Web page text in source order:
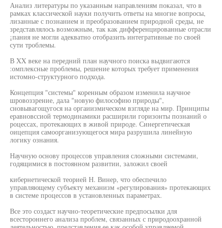
Анализ литературы по указанным направлениям показал, что в
рамках классической науки получить ответы на многие вопросы,
лизанные с познанием и преобразованием природной среды, не
зредставлялось возможным, так как дифференцированные отрасли
¡пания не могли адекватно отобразить интегративные по своей
сути троблемы.
В XX веке на передний план научного поиска выдвигаются
:омплексные проблемы, решение которых требует применения
истомно-структурного подхода.
Концепция "системы" коренным образом изменила научное
шровоззрение, дала "новую философию природы",
сновывагощугося на оргаиизмическом взгляде на мир. Принципы
еравновссиой термодинамики расширили горизонты познаний о
роцессах, протекающих в живой природе. Синергетическая
оицепция самоорганизующегося мира разрушила линейную
логику ознания.
Научную основу процессов управления сложными системами,
годящимися в постоянном развитии, заложил своей
кибернетической теорией Н. Винер, что обеспечило
управляющему субъекту механизм «регулирования» протекающих
в системе процессов в установленных параметрах.
Все это создаст научно-теоретические предпосылки для
всестороннего анализа проблем, связанных с природоохранной